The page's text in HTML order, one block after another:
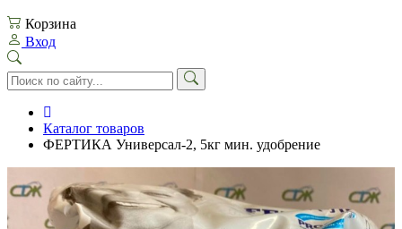
Корзина
Вход
Каталог товаров
ФЕРТИКА Универсал-2, 5кг мин. удобрение